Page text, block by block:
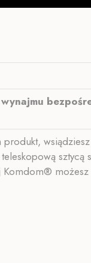
sztycą
możesz